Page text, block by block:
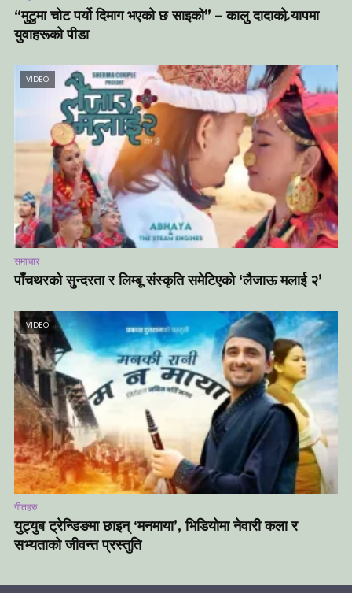
“मुटुमा चोट पर्यो दिमाग भएको छ साइको” – कालु दादाको र्‍यापमा
युवाहरूको पीडा
VIDEO
समाचार
पाँचथरको सुन्दरता र लिम्बू संस्कृति समेटिएको ‘लैजाऊ मलाई २’
VIDEO
गीतहरु
युट्युब ट्रेन्डिङमा छाइन् ‘मनमाया’, भिडियोमा नेवारी कला र
सभ्यताको जीवन्त प्रस्तुति